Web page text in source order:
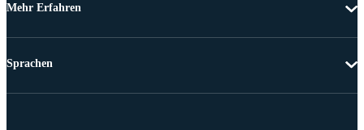
Mehr Erfahren
Sprachen